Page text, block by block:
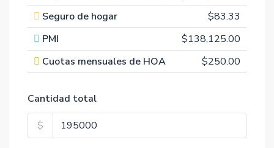
Seguro de hogar
$83.33
PMI
$138,125.00
Cuotas mensuales de HOA
$250.00
Cantidad total
$